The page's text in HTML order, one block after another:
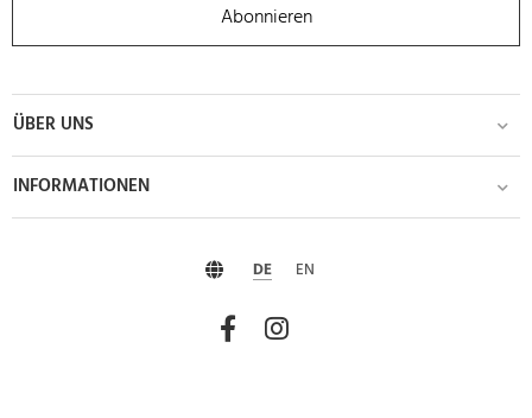
Abonnieren
ÜBER UNS
INFORMATIONEN
DE EN